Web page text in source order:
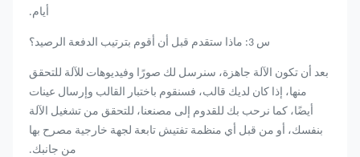
بعد أن تكون الآلة جاهزة، سنرسل لك صورًا وفيديوهات للآلة للتحقق
منها، إذا كان لديك قالب، فسنقوم باختبار القالب وإرسال عينات
أيضًا، كما نرحب بك للقدوم إلى مصنعنا، للتحقق من تشغيل الآلة
بنفسك، أو من قبل أي منظمة تفتيش تابعة لجهة خارجية مصرح بها
من جانبك.